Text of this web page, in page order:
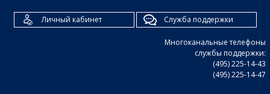
Личный кабинет Служба поддержки
Многоканальные телефоны
службы поддержки:
(495) 225-14-43
(495) 225-14-47